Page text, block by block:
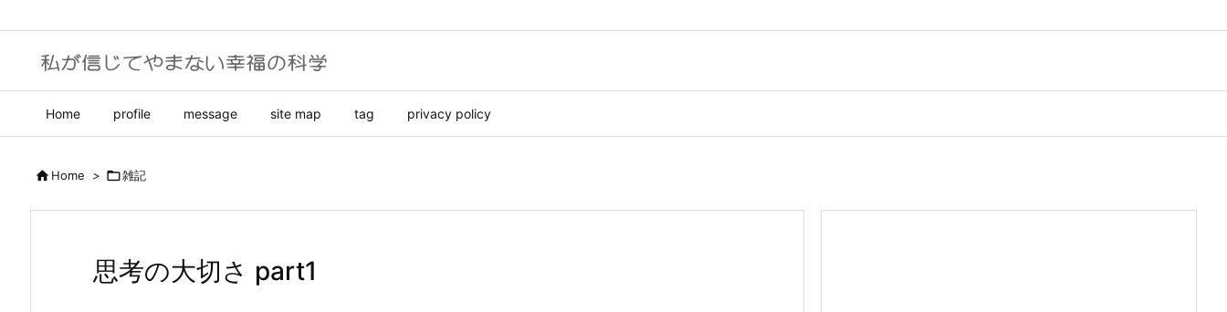
Home profile message site map tag privacy policy
Home > 雑記
思考の大切さ part1